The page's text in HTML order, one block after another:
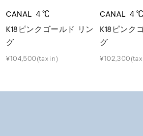
CANAL ４℃
K18ピンクゴールド リン
グ
¥104,500(tax in)
CANAL ４℃
K18ピンク
グ